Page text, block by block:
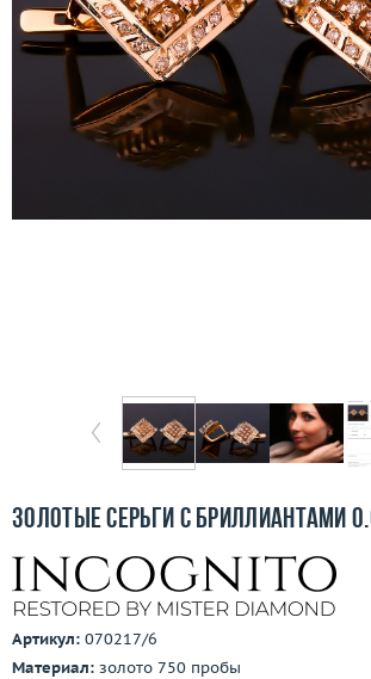
Бесплатная доставка
Покупка и оплата
О компании
Золотые серьги с бриллиантами
Артикул: 070217/6
Материал: золото 750 пробы